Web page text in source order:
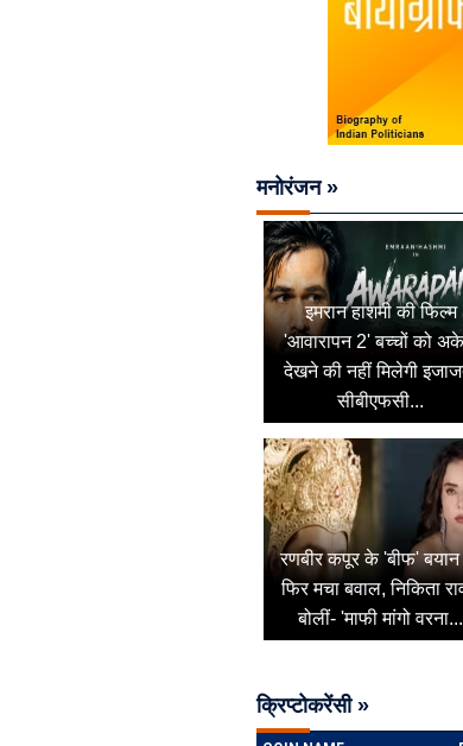
मनोरंजन »
इमरान हाशमी की फिल्म
'आवारापन 2' बच्चों को
देखने की नहीं मिलेगी
सीबीएफसी...
रणबीर कपूर के 'बीफ' बयान
फिर मचा बवाल, निकिता
बोलीं- 'माफी मांगो वरना...
क्रिप्टोकरेंसी »